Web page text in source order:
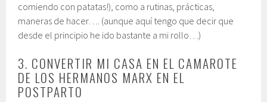
comiendo con patatas!), como a rutinas, prácticas,
maneras de hacer…. (aunque aquí tengo que decir que
desde el principio he ido bastante a mi rollo…)
3. CONVERTIR MI CASA EN EL CAMAROTE
DE LOS HERMANOS MARX EN EL
POSTPARTO